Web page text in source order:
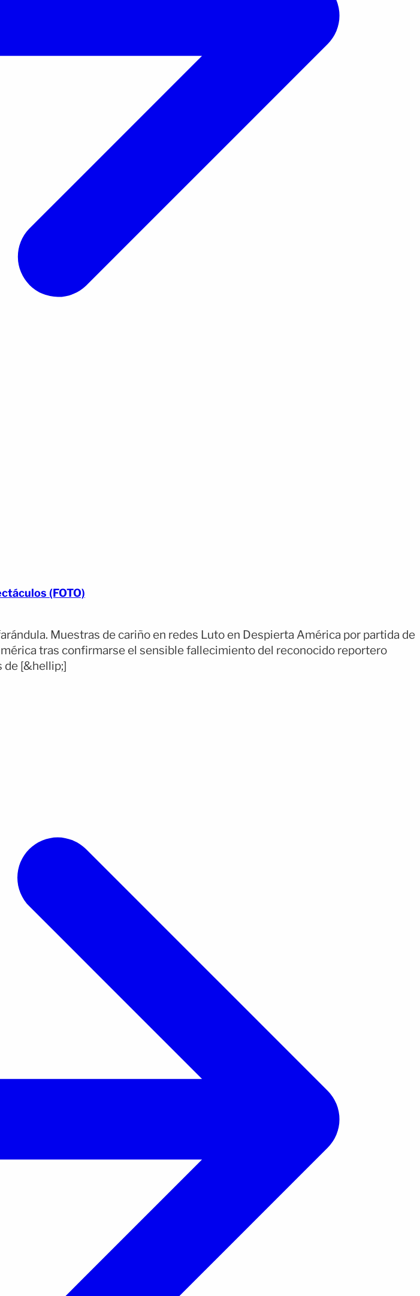
(FOTO)
Muestras de cariño en redes Luto en Despierta América por partida de
tras confirmarse el sensible fallecimiento del reconocido reportero
de [&hellip;]